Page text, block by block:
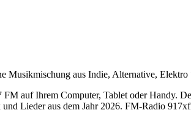
Musikmischung aus Indie, Alternative,
auf Ihrem Computer, Tablet oder Handy.
Lieder aus dem Jahr 2026. FM-Radio